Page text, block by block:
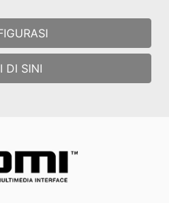
DI SINI